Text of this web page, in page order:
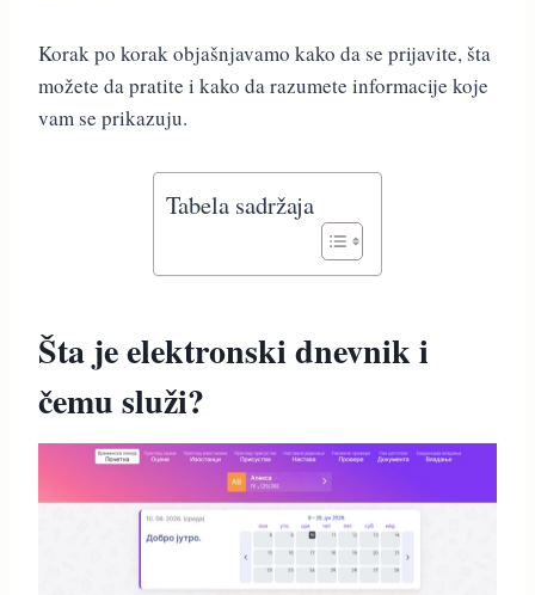
Korak po korak objašnjavamo kako da se prijavite, šta
možete da pratite i kako da razumete informacije koje
vam se prikazuju.
Tabela sadržaja
Šta je elektronski dnevnik i
čemu služi?